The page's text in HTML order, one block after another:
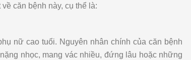
căn bệnh này, cụ thể là:
nữ cao tuổi. Nguyên nhân chính của căn bệnh
nhọc, mang vác nhiều, đứng lâu hoặc những